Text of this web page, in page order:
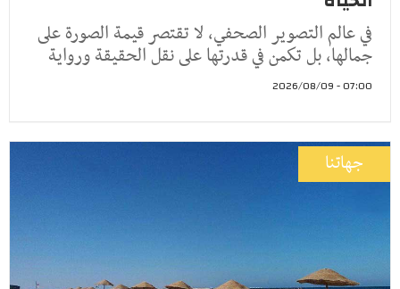
في عالم التصوير الصحفي، لا تقتصر قيمة الصورة على
جمالها، بل تكمن في قدرتها على نقل الحقيقة ورواية
07:00 - 2026/08/09
جهاتنا